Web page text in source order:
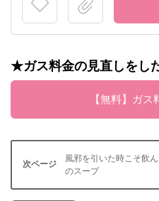
★ガス料金の見直しをし
【無料】ガ
風邪を引いた時こそ飲
のスープ